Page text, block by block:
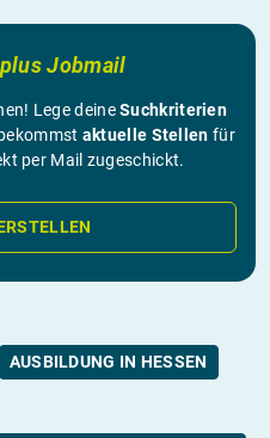
Jobmail
Lege deineSuchkriterien
aktuelle Stellen für
per Mail zugeschickt.
AUSBILDUNG IN HESSEN